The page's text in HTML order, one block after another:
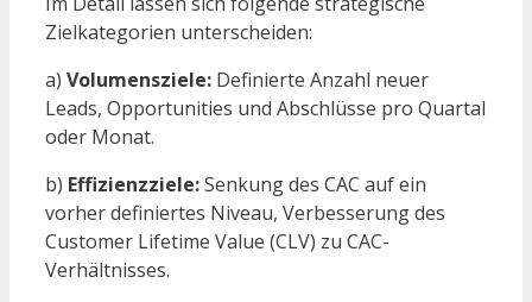
Zielkategorien unterscheiden:
a) Volumensziele: Definierte Anzahl neuer
Leads, Opportunities und Abschlüsse pro Quartal
oder Monat.
b) Effizienzziele:Senkung des CAC auf ein
vorher definiertes Niveau, Verbesserung des
Customer Lifetime Value (CLV) zu CAC-
Verhältnisses.